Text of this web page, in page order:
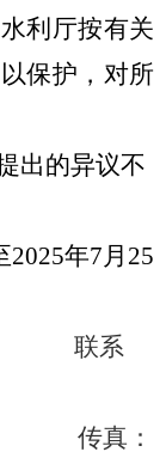
利厅按有关
保护，对所
出的异议不
2025年7月 25
处 联系
传真：